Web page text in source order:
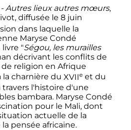
Autres lieux autres mœurs,
diffusée le 8 juin
dans laquelle la
Maryse Condé
"Ségou, les murailles
décrivant les conflits de
religion en Afrique
charnière du XVIIeet du
travers l'histoire d'une
bambara. Maryse Condé
pour le Mali, dont
actuelle de la
pensée africaine.